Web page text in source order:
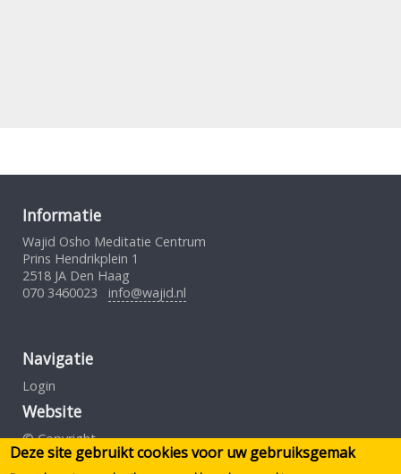
Informatie
Wajid Osho Meditatie Centrum
Prins Hendrikplein 1
2518 JA Den Haag
070 3460023 info@wajid.nl
Navigatie
Login
Website
© Copyright
Gebruiksovereenkomst
Deze site gebruikt cookies voor uw gebruiksgemak